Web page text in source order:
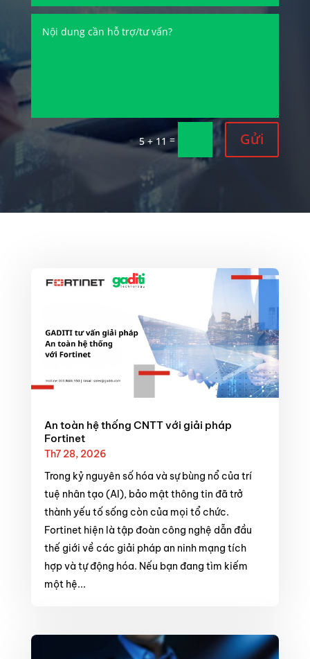
5 + 11= Gửi
An toàn hệ thống CNTT với giải pháp
Fortinet
Th7 28, 2026
Trong kỷ nguyên số hóa và sự bùng nổ của trí
tuệ nhân tạo (AI), bảo mật thông tin đã trở
thành yếu tố sống còn của mọi tổ chức.
Fortinet hiện là tập đoàn công nghệ dẫn đầu
thế giới về các giải pháp an ninh mạng tích
hợp và tự động hóa. Nếu bạn đang tìm kiếm
một hệ...